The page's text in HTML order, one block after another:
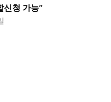
신청 가능”